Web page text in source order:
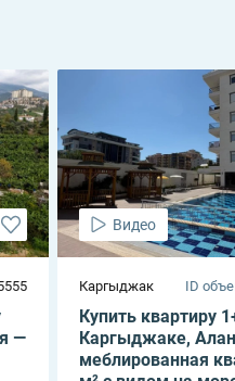
—
Видео
Каргыджак ID
Купить квартиру
Каргыджаке,
меблированная